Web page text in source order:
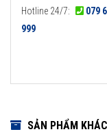
Hotline 24/7:
079
999
SẢN PHẨM